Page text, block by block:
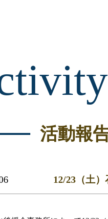
活動報
12/23（土